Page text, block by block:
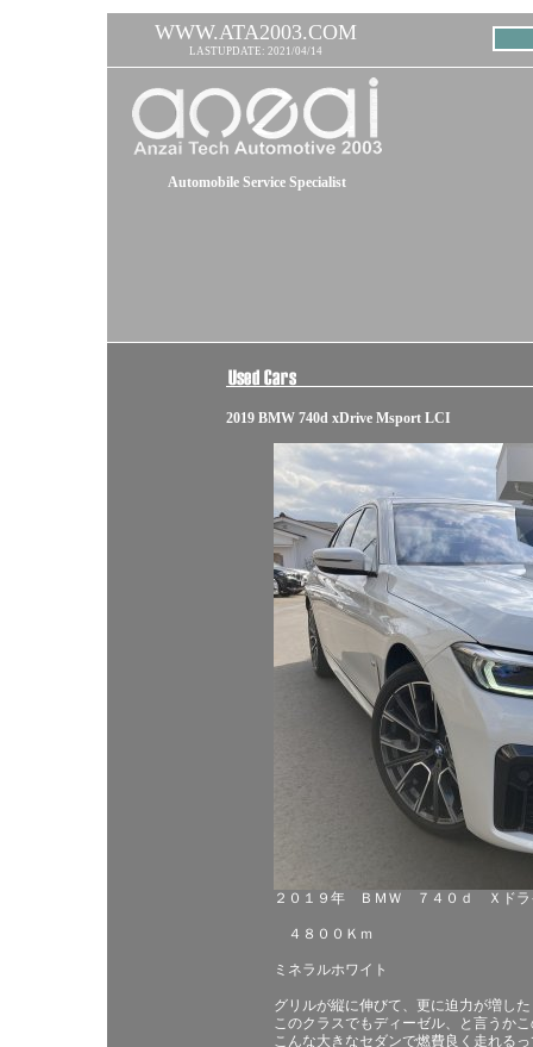
WWW.ATA2003.COM
LASTUPDATE: 2021/04/14
Automobile Service Specialist
2019 BMW 740d xDrive Msport LCI
２０１９年 ＢＭＷ ７４０ｄ Ｘド
４８００Ｋｍ
ミネラルホワイト
グリルが縦に伸びて、更に迫力が増し
このクラスでもディーゼル、と言うか
こんな大きなセダンで燃費良く走れる